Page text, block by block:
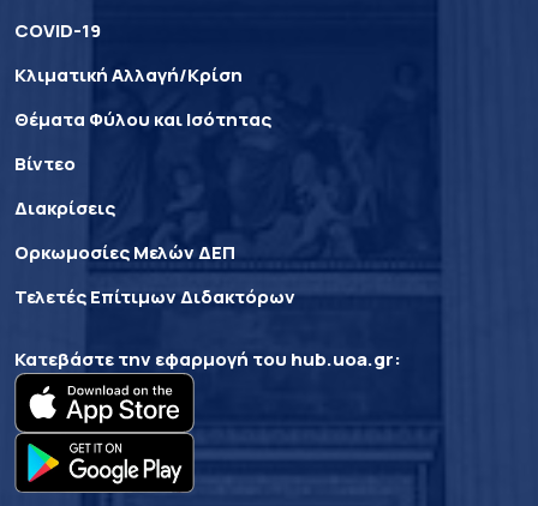
COVID-19
Κλιματική Αλλαγή/Κρίση
Θέματα Φύλου και Ισότητας
Βίντεο
Διακρίσεις
Ορκωμοσίες Μελών ΔΕΠ
Τελετές Επίτιμων Διδακτόρων
Κατεβάστε την εφαρμογή του hub.uoa.gr: